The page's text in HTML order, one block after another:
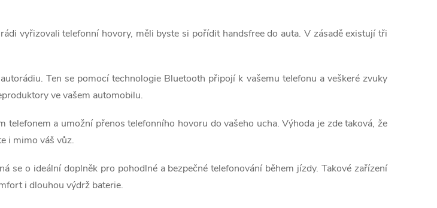
vyřizovali telefonní hovory, měli byste si pořídit handsfree do auta. V zásadě existují tři
Ten se pomocí technologie Bluetooth připojí k vašemu telefonu a veškeré zvuky
ve vašem automobilu.
a umožní přenos telefonního hovoru do vašeho ucha. Výhoda je zde taková, že
i mimo váš vůz.
se o ideální doplněk pro pohodlné a bezpečné telefonování během jízdy. Takové zařízení
i dlouhou výdrž baterie.